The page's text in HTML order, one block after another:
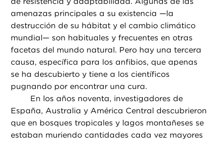
amenazas principales a su existencia —la
destrucción de su hábitat y el cambio climático
mundial— son habituales y frecuentes en otras
facetas del mundo natural. Pero hay una tercera
causa, específica para los anfibios, que apenas
se ha descubierto y tiene a los científicos
pugnando por encontrar una cura.
En los años noventa, investigadores de
España, Australia y América Central descubrieron
que en bosques tropicales y lagos montañeses se
estaban muriendo cantidades cada vez mayores